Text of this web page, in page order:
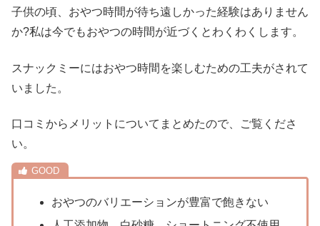
子供の頃、おやつ時間が待ち遠しかった経験はありません
か?私は今でもおやつの時間が近づくとわくわくします。
スナックミーにはおやつ時間を楽しむための工夫がされて
いました。
口コミからメリットについてまとめたので、ご覧くださ
い。
おやつのバリエーションが豊富で飽きない